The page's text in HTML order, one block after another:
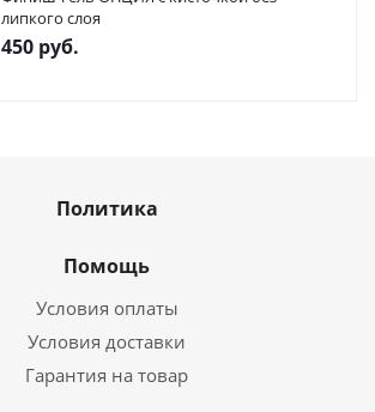
липкого слоя
450 руб.
Политика
Помощь
Условия оплаты
Условия доставки
Гарантия на товар